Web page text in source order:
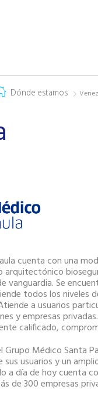
Dónde estamos
cuenta con una
arquitectónico
vanguardia. Se
todos los niveles
a usuarios
y empresas
calificado,
Grupo Médico Santa
usuarios y un
a día de hoy cuenta
de 300 empresas